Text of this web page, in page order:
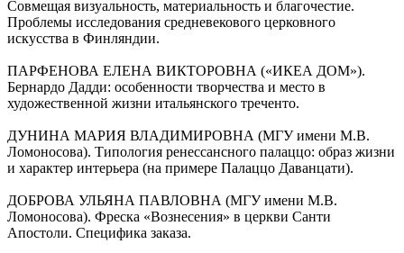
Совмещая визуальность, материальность и благочестие.
Проблемы исследования средневекового церковного
искусства в Финляндии.
ПАРФЕНОВА ЕЛЕНА ВИКТОРОВНА («ИКЕА ДОМ»).
Бернардо Дадди: особенности творчества и место в
художественной жизни итальянского треченто.
ДУНИНА МАРИЯ ВЛАДИМИРОВНА (МГУ имени М.В.
Ломоносова). Типология ренессансного палаццо: образ жизни
и характер интерьера (на примере Палаццо Даванцати).
ДОБРОВА УЛЬЯНА ПАВЛОВНА (МГУ имени М.В.
Ломоносова). Фреска «Вознесения» в церкви Санти
Апостоли. Специфика заказа.